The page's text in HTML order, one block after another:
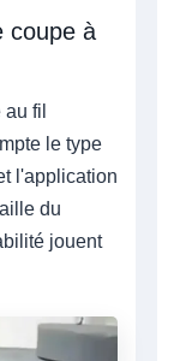
coupe à
fil
le type
l'application
du
jouent